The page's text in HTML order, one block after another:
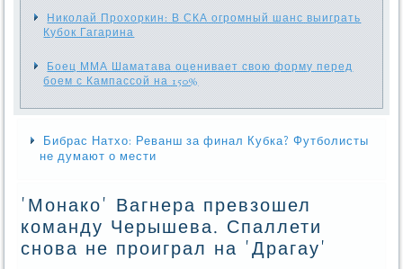
Николай Прохоркин: В СКА огромный шанс выиграть
Кубок Гагарина
Боец ММА Шаматава оценивает свою форму перед
боем с Кампассой на 150%
Бибрас Натхо: Реванш за финал Кубка? Футболисты
не думают о мести
'Монако' Вагнера превзошел
команду Черышева. Спаллети
снова не проиграл на 'Драгау'